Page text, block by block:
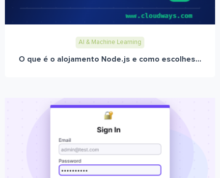
AI & Machine Learning
O que é o alojamento Node.js e como escolhes...